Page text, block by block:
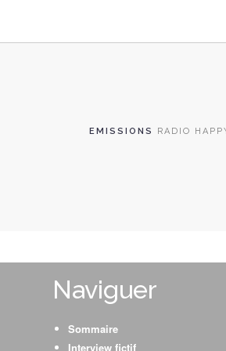
EMISSIONS RADIO
Naviguer
Sommaire
Interview fictif